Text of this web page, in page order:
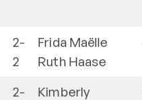
2-
2
Frida Maëlle
Ruth Haase
2-
Kimberly